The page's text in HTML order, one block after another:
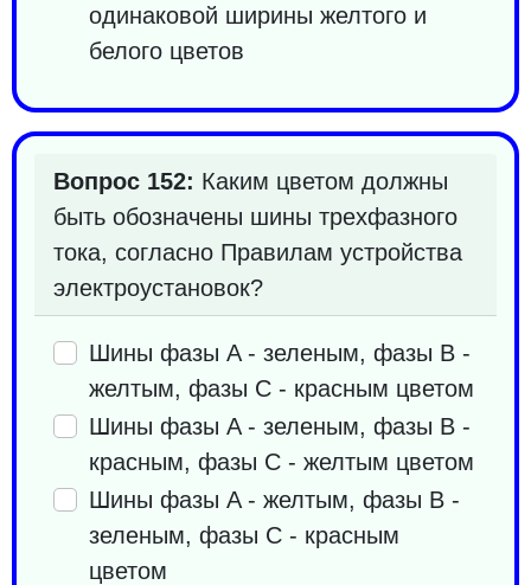
одинаковой ширины желтого и
белого цветов
Вопрос 152: Каким цветом должны
быть обозначены шины трехфазного
тока, согласно Правилам устройства
электроустановок?
Шины фазы A - зеленым, фазы B -
желтым, фазы C - красным цветом
Шины фазы A - зеленым, фазы B -
красным, фазы C - желтым цветом
Шины фазы A - желтым, фазы B -
зеленым, фазы C - красным
цветом